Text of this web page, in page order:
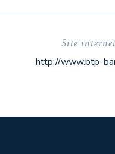
Site internet
http://www.btp-